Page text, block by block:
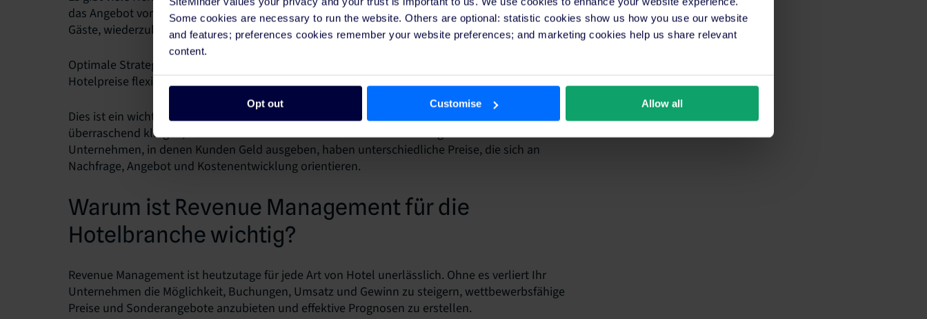
Some cookies are necessary to run the website. Others are optional: statistic cookies show us how you use our website
and features; preferences cookies remember your website preferences; and marketing cookies help us share relevant
content.
Opt out Customise Allow all
das Angebot von Verlängerungsaufenthalten, Upselling oder Extras bis hin zur Ermutigung der
Gäste, wiederzukommen.
Optimale Strategien und Ansätze sind dynamisch und basieren auf dem Verständnis, dass
Hotelpreise flexibel sind und sich täglich ändern können.
Dies ist ein wichtiger Grund, warum Sie Preiserhöhungen nie fürchten sollten. Es mag
überraschend klingen, aber Kunden erwarten tatsächlich Preiserhöhungen im Laufe der Zeit. Viele
Unternehmen, in denen Kunden Geld ausgeben, haben unterschiedliche Preise, die sich an
Nachfrage, Angebot und Kostenentwicklung orientieren.
Warum ist Revenue Management für die
Hotelbranche wichtig?
Revenue Management ist heutzutage für jede Art von Hotel unerlässlich. Ohne es verliert Ihr
Unternehmen die Möglichkeit, Buchungen, Umsatz und Gewinn zu steigern, wettbewerbsfähige
Preise und Sonderangebote anzubieten und effektive Prognosen zu erstellen.